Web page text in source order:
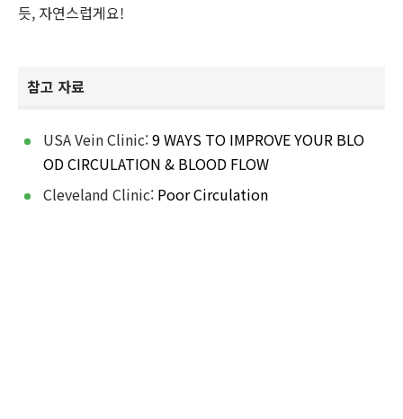
듯, 자연스럽게요!
참고 자료
USA Vein Clinic:9 WAYS TO IMPROVE YOUR BLO
OD CIRCULATION & BLOOD FLOW
Cleveland Clinic: Poor Circulation